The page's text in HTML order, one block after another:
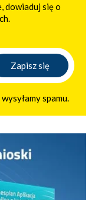
dowiaduj się o
spamu.